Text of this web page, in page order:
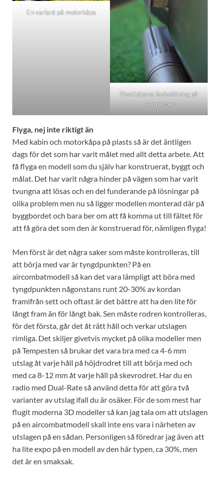
En variant på motorkåpa
Plastkåpans fastsättning på
Tempesten
Flyga, nej inte riktigt än
Med kabin och motorkåpa på plasts så är det äntligen
dags för det som har varit målet med allt detta arbete. Att
få flyga en modell som du själv har konstruerat, byggt och
målat. Det har varit några hinder på vägen som har varit
tvungna att lösas och en del funderande på lösningar på
olika problem men nu så ligger modellen monterad där på
byggbordet och bara ber om att få komma ut till fältet för
att få göra det som den är konstruerad för, nämligen flyga!
Men först är det några saker som måste kontrolleras, till
att börja med var är tyngdpunkten? På en
aircombatmodell så kan det vara lämpligt att böra med
tyngdpunkten någonstans runt 20-30% av kordan
framifrån sett och oftast är det bättre att ha den lite för
långt fram än för långt bak. Sen måste rodren kontrolleras,
för det första, går det åt rätt håll och verkar utslagen
rimliga. Det skiljer givetvis mycket på olika modeller men
på Tempesten så brukar det vara bra med ca 4-6 mm
utslag åt varje håll på höjdrodret till att börja med och
med ca 8-12 mm åt varje håll på skevrodret. Har du en
radio med Dual-Rate så använd detta för att göra två
varianter av utslag ifall du är osäker. För de som mest har
flugit moderna 3D modeller så kan jag tala om att utslagen
på en aircombatmodell skall inte ens vara i närheten av
utslagen på en sådan. Personligen så föredrar jag även att
ha lite expo på en modell av den här typen, ca 30%, men
det är en smaksak.